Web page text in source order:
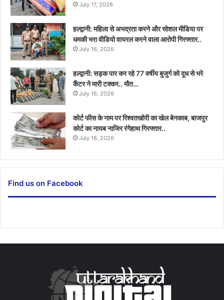
July 17, 2026
हल्द्वानी: महिला से अभद्रता करने और सोशल मीडिया पर
धमकी भरा वीडियो वायरल करने वाला आरोपी गिरफ्तार..
July 16, 2026
हल्द्वानी: सड़क पार कर रहे 77 वर्षीय बुजुर्ग को दूध से भरे
कैंटर ने मारी टक्कर.. मौत…
July 16, 2026
कोर्ट फीस के नाम पर रिश्वतखोरी का खेल बेनकाब, बाजपुर
कोर्ट का नायब नाजिर रंगेहाथ गिरफ्तार..
July 16, 2026
Find us on Facebook